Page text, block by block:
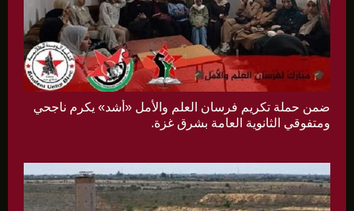
ضمن حملة تكريم فرسان العلم والأمل «أشد» يكرم ناجحي
ومتفوقي الثانوية العامة بشرق غزة.